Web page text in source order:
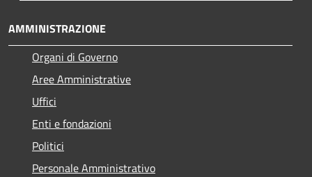
AMMINISTRAZIONE
Organi di Governo
Aree Amministrative
Uffici
Enti e fondazioni
Politici
Personale Amministrativo